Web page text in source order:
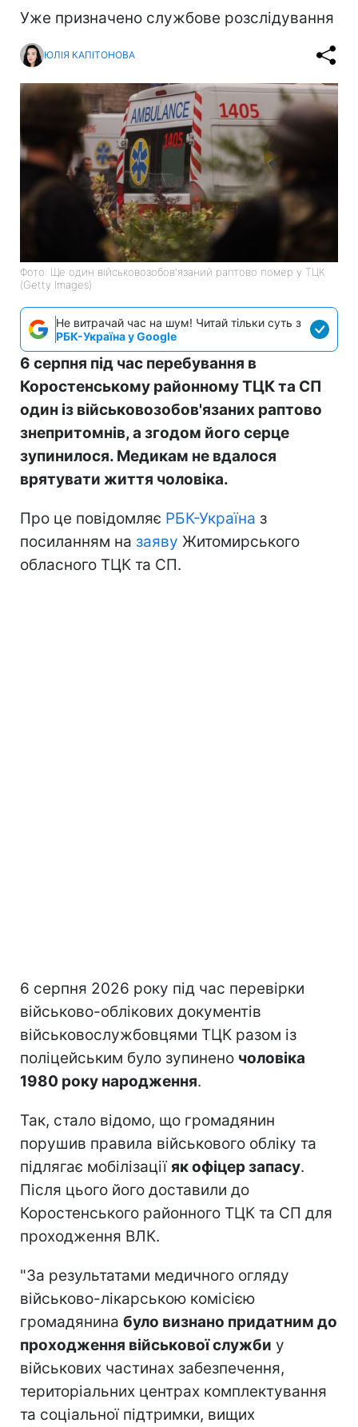
Уже призначено службове розслідування
ЮЛІЯ КАПІТОНОВА
Фото: Ще один військовозобов'язаний раптово помер у ТЦК
(Getty Images)
Не витрачай час на шум! Читай тільки суть з
РБК-Україна у Google
6 серпня під час перебування в
Коростенському районному ТЦК та СП
один із військовозобов'язаних раптово
знепритомнів, а згодом його серце
зупинилося. Медикам не вдалося
врятувати життя чоловіка.
Про це повідомляє РБК-Україна з
посиланням на заяву Житомирського
обласного ТЦК та СП.
6 серпня 2026 року під час перевірки
військово-облікових документів
військовослужбовцями ТЦК разом із
поліцейським було зупинено чоловіка
1980 року народження.
Так, стало відомо, що громадянин
порушив правила військового обліку та
підлягає мобілізаціїяк офіцер запасу.
Після цього його доставили до
Коростенського районного ТЦК та СП для
проходження ВЛК.
"За результатами медичного огляду
військово-лікарською комісією
громадянина було визнано придатним до
проходження військової служби у
військових частинах забезпечення,
територіальних центрах комплектування
та соціальної підтримки, вищих